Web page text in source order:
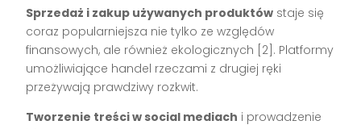
Sprzedaż i zakup używanych produktów staje się
coraz popularniejsza nie tylko ze względów
finansowych, ale również ekologicznych [2]. Platformy
umożliwiające handel rzeczami z drugiej ręki
przeżywają prawdziwy rozkwit.
Tworzenie treści w social mediach i prowadzenie